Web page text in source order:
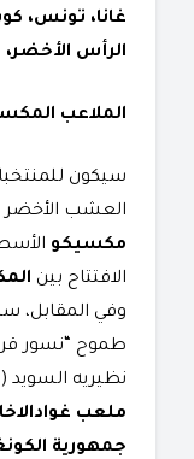
غانا، تونس،
الرأس
الملاعب
سيكون
العشب
مكسيكو
الافتتاح بين
وفي المقابل،
طموح “نسور
نظيريه السويد (14 يونيو) واليابان (20 يونيو). أما
ملعب
جمهورية